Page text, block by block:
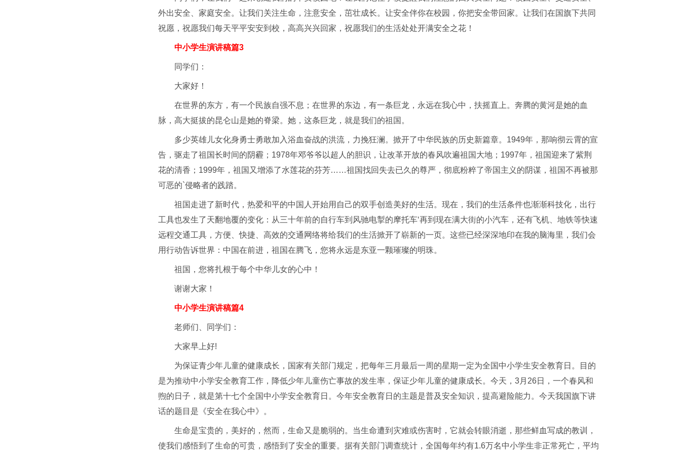
外出安全、家庭安全。让我们关注生命，注意安全，茁壮成长。让安全伴你在校园，你把安全带回家。让我们在国旗下共同
祝愿，祝愿我们每天平平安安到校，高高兴兴回家，祝愿我们的生活处处开满安全之花！
中小学生演讲稿篇3
同学们：
大家好！
在世界的东方，有一个民族自强不息；在世界的东边，有一条巨龙，永远在我心中，扶摇直上。奔腾的黄河是她的血
脉，高大挺拔的昆仑山是她的脊梁。她，这条巨龙，就是我们的祖国。
多少英雄儿女化身勇士勇敢加入浴血奋战的洪流，力挽狂澜。掀开了中华民族的历史新篇章。1949年，那响彻云霄的宣
告，驱走了祖国长时间的阴霾；1978年邓爷爷以超人的胆识，让改革开放的春风吹遍祖国大地；1997年，祖国迎来了紫荆
花的清香；1999年，祖国又增添了水莲花的芬芳……祖国找回失去已久的尊严，彻底粉粹了帝国主义的阴谋，祖国不再被那
可恶的`侵略者的践踏。
祖国走进了新时代，热爱和平的中国人开始用自己的双手创造美好的生活。现在，我们的生活条件也渐渐科技化，出行
工具也发生了天翻地覆的变化：从三十年前的自行车到风驰电掣的摩托车‘再到现在满大街的小汽车，还有飞机、地铁等快速
远程交通工具，方便、快捷、高效的交通网络将给我们的生活掀开了崭新的一页。这些已经深深地印在我的脑海里，我们会
用行动告诉世界：中国在前进，祖国在腾飞，您将永远是东亚一颗璀璨的明珠。
祖国，您将扎根于每个中华儿女的心中！
谢谢大家！
中小学生演讲稿篇4
老师们、同学们：
大家早上好!
为保证青少年儿童的健康成长，国家有关部门规定，把每年三月最后一周的星期一定为全国中小学生安全教育日。目的
是为推动中小学安全教育工作，降低少年儿童伤亡事故的发生率，保证少年儿童的健康成长。今天，3月26日，一个春风和
煦的日子，就是第十七个全国中小学安全教育日。今年安全教育日的主题是普及安全知识，提高避险能力。今天我国旗下讲
话的题目是《安全在我心中》。
生命是宝贵的，美好的，然而，生命又是脆弱的。当生命遭到灾难或伤害时，它就会转眼消逝，那些鲜血写成的教训，
使我们感悟到了生命的可贵，感悟到了安全的重要。据有关部门调查统计，全国每年约有1.6万名中小学生非正常死亡，平均